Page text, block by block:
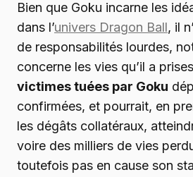
Bien que Goku incarne les
dans l’univers Dragon Ball, il
de responsabilités lourdes,
concerne les vies qu’il a
victimes tuées par Goku
confirmées, et pourrait, en
les dégâts collatéraux,
voire des milliers de vies
toutefois pas en cause son